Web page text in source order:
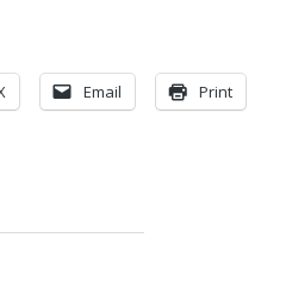
Email Print